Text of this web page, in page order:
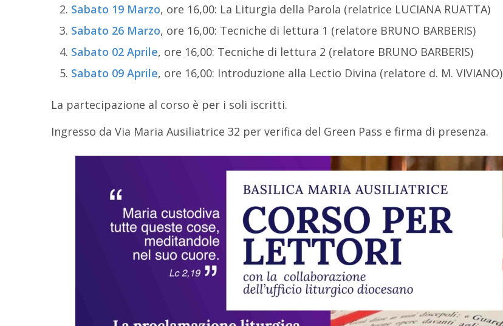
Sabato 19 Marzo, ore 16,00: La Liturgia della Parola (relatrice LUCIANA RUATTA)
Sabato 26 Marzo, ore 16,00: Tecniche di lettura 1 (relatore BRUNO BARBERIS)
Sabato 02 Aprile, ore 16,00: Tecniche di lettura 2 (relatore BRUNO BARBERIS)
Sabato 09 Aprile, ore 16,00: Introduzione alla Lectio Divina (relatore d. M. VIVIANO)
La partecipazione al corso è per i soli iscritti.
Ingresso da Via Maria Ausiliatrice 32 per verifica del Green Pass e firma di presenza.